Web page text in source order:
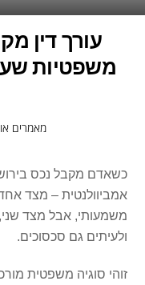
עורך דין
משפטיות
מאמרים
כשאדם מקבל נכס
אמביוולנטית – מצד
משמעותי, אבל מצד
ולעיתים גם סכסוכים.
זוהי סוגיה משפטית